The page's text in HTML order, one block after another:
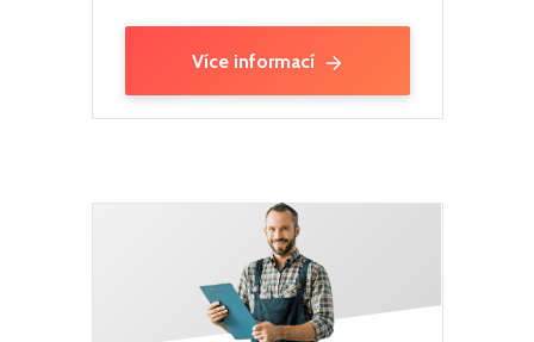
Více informací